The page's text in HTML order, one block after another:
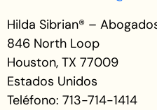
Hilda Sibrian® –
846 North Loop
Houston, TX 77009
Estados Unidos
Teléfono: 713-714-1414